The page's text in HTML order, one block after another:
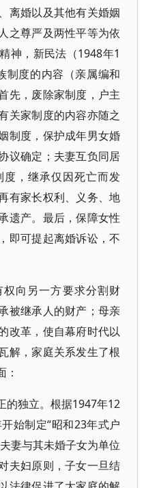
离婚以及其他有关婚姻
之尊严及两性平等为依
神，新民法（1948年1
制度的内容（亲属编和
先，废除家制度，户主
关家制度的内容亦随之
制度，保护成年男女婚
议确定；夫妻互负同居
，继承仅因死亡而发
有家长权利、义务、地
遗产。最后，保障女性
即可提起离婚诉讼，不
向另一方要求分割财
被继承人的财产；母亲
改革，使自幕府时代以
解，家庭关系发生了根
的独立。根据1947年12
始制定“昭和23年式户
妻与其未婚子女为单位
夫妇原则，子女一旦结